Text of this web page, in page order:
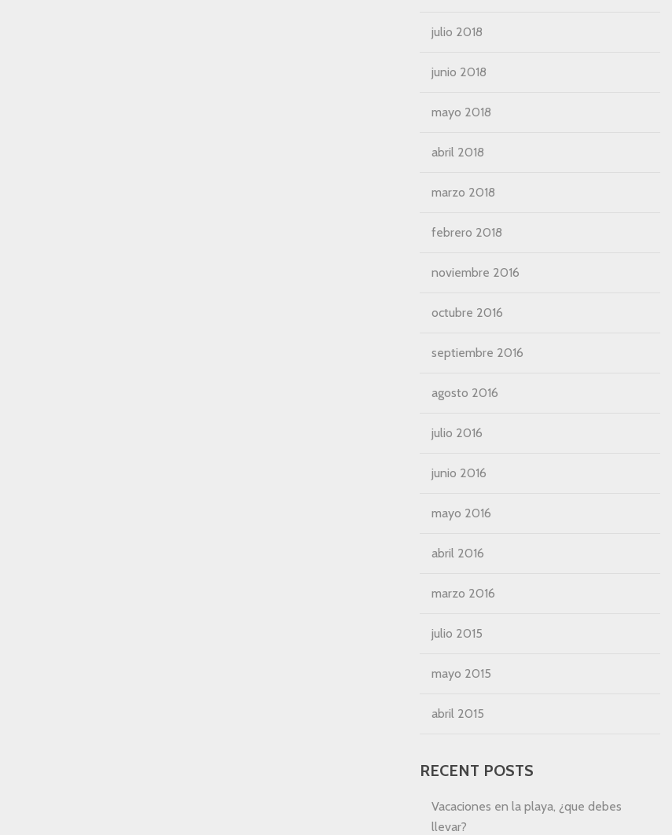
julio 2018
junio 2018
mayo 2018
abril 2018
marzo 2018
febrero 2018
noviembre 2016
octubre 2016
septiembre 2016
agosto 2016
julio 2016
junio 2016
mayo 2016
abril 2016
marzo 2016
julio 2015
mayo 2015
abril 2015
RECENT POSTS
Vacaciones en la playa, ¿que debes
llevar?